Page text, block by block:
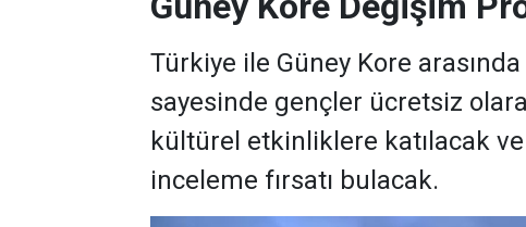
Türkiye ile Güney Kore
sayesinde gençler ücretsiz
kültürel etkinliklere katılacak
inceleme fırsatı bulacak.